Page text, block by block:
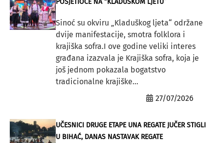
POSJETIOCE NA “KLADUŠKOM LJETU”
Sinoć su okviru „Kladuškog ljeta“ održane
dvije manifestacije, smotra folklora i
krajiška sofra.I ove godine veliki interes
građana izazvala je Krajiška sofra, koja je
još jednom pokazala bogatstvo
tradicionalne krajiške...
27/07/2026
UČESNICI DRUGE ETAPE UNA REGATE JUČER STIGLI
U BIHAĆ, DANAS NASTAVAK REGATE